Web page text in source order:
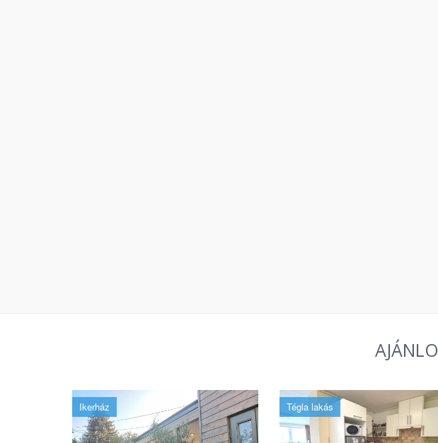
Ikerház Tégla lakás